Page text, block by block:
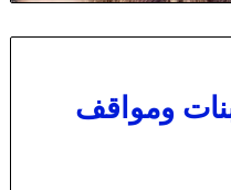
ومواقف